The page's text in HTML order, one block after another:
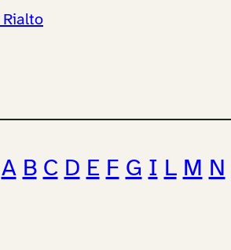
Rialto
A B C D E F G I L M N